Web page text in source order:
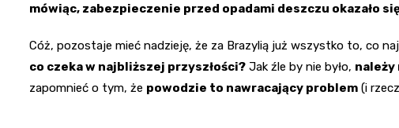
mówiąc, zabezpieczenie przed opadami deszczu okazało
Cóż, pozostaje mieć nadzieję, że za Brazylią już wszystko to, co
co czeka w najbliższej przyszłości? Jak źle by nie było, należy
zapomnieć o tym, że powodzie to nawracający problem (i